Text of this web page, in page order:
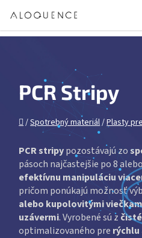
PCR Stripy
Domov
/Spotrebný materiál/Plasty
PCR stripypozostávajú zo
pásoch najčastejšie po 8
efektívnu manipuláciu
pričom ponúkajú možnosť
alebo kupolovitými
uzávermi. Vyrobené sú z
optimalizovaného pre rýchlu